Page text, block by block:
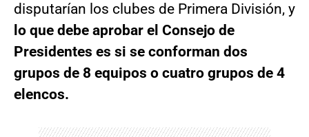
disputarían los clubes de Primera División, y
lo que debe aprobar el Consejo de
Presidentes es si se conforman dos
grupos de 8 equipos o cuatro grupos de 4
elencos.